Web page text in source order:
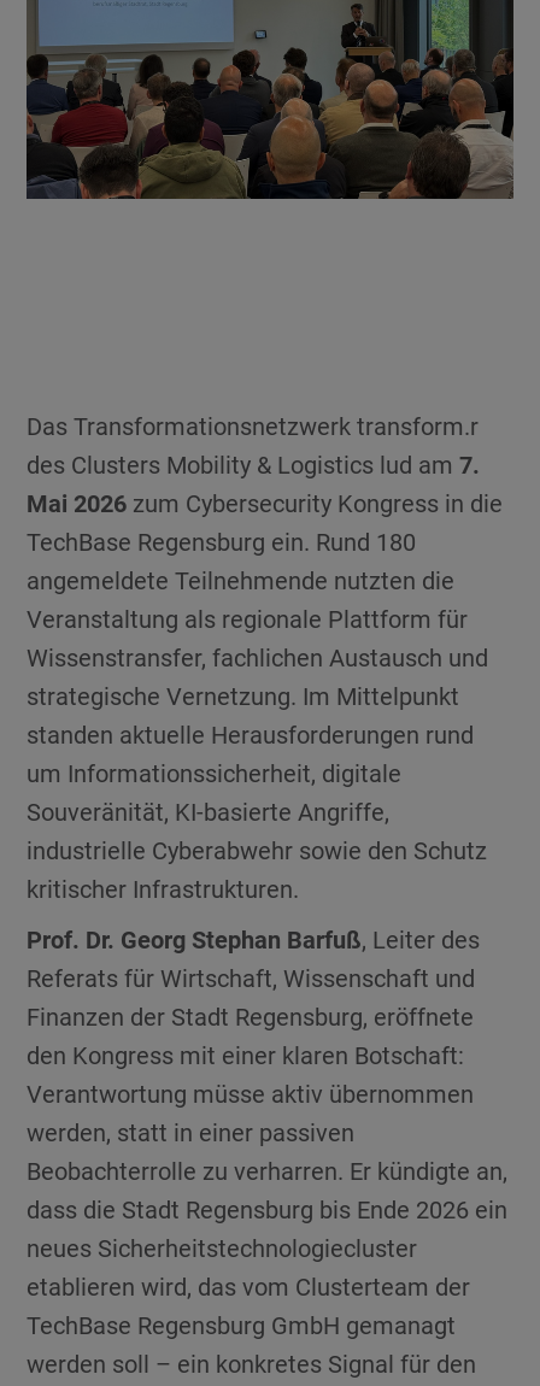
Das Transformationsnetzwerk transform.r
des Clusters Mobility & Logistics lud am7.
Mai 2026 zum Cybersecurity Kongress in die
TechBase Regensburg ein. Rund 180
angemeldete Teilnehmende nutzten die
Veranstaltung als regionale Plattform für
Wissenstransfer, fachlichen Austausch und
strategische Vernetzung. Im Mittelpunkt
standen aktuelle Herausforderungen rund
um Informationssicherheit, digitale
Souveränität, KI-basierte Angriffe,
industrielle Cyberabwehr sowie den Schutz
kritischer Infrastrukturen.
Prof. Dr. Georg Stephan Barfuß, Leiter des
Referats für Wirtschaft, Wissenschaft und
Finanzen der Stadt Regensburg, eröffnete
den Kongress mit einer klaren Botschaft:
Verantwortung müsse aktiv übernommen
werden, statt in einer passiven
Beobachterrolle zu verharren. Er kündigte an,
dass die Stadt Regensburg bis Ende 2026 ein
neues Sicherheitstechnologiecluster
etablieren wird, das vom Clusterteam der
TechBase Regensburg GmbH gemanagt
werden soll – ein konkretes Signal für den